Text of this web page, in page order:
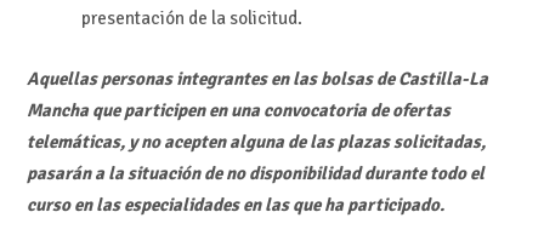
presentación de la solicitud.
Aquellas personas integrantes en las bolsas de Castilla-La
Mancha que participen en una convocatoria de ofertas
telemáticas, y no acepten alguna de las plazas solicitadas,
pasarán a la situación de no disponibilidad durante todo el
curso en las especialidades en las que ha participado.